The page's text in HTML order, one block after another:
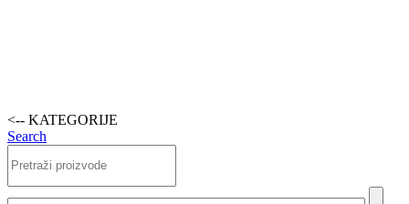
<-- KATEGORIJE
Search